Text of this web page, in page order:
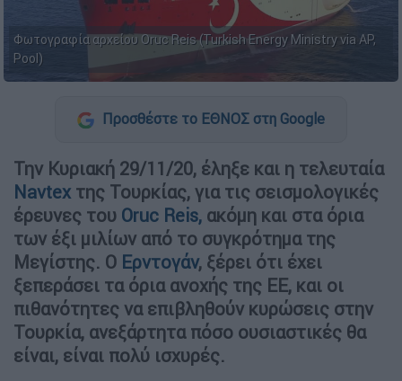
Φωτογραφία αρχείου Oruc Reis (Turkish Energy Ministry via AP,
Pool)
Προσθέστε το ΕΘΝΟΣ στη Google
Την Κυριακή 29/11/20, έληξε και η τελευταία
Navtex της Τουρκίας, για τις σεισμολογικές
έρευνες του Oruc Reis, ακόμη και στα όρια
των έξι μιλίων από το συγκρότημα της
Μεγίστης. Ο Ερντογάν, ξέρει ότι έχει
ξεπεράσει τα όρια ανοχής της ΕΕ, και οι
πιθανότητες να επιβληθούν κυρώσεις στην
Τουρκία, ανεξάρτητα πόσο ουσιαστικές θα
είναι, είναι πολύ ισχυρές.